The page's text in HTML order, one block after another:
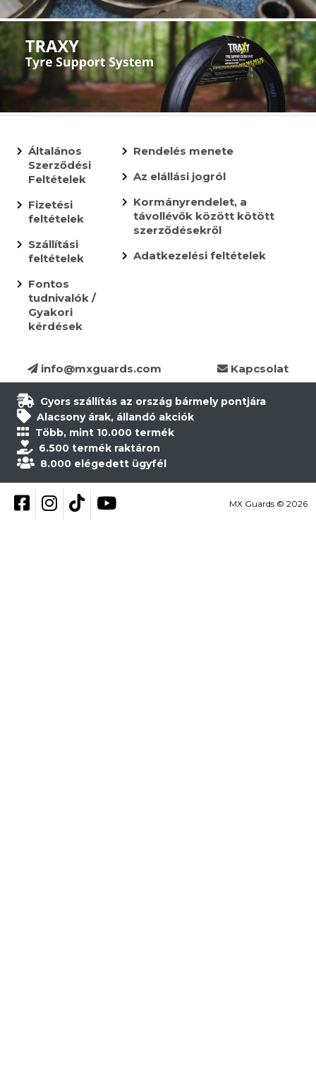
Általános
Szerződési
Feltételek
Fizetési
feltételek
Szállítási
feltételek
Fontos
tudnivalók /
Gyakori
kérdések
Rendelés menete
Az elállási jogról
Kormányrendelet, a
távollévők között kötött
szerződésekről
Adatkezelési feltételek
info@mxguards.com Kapcsolat
Gyors szállítás az ország bármely pontjára
Alacsony árak, állandó akciók
Több, mint 10.000 termék
6.500 termék raktáron
8.000 elégedett ügyfél
Kövess be Facebookon
Kövess be Instagramon
Kövess be TikTokon
YouTube MX Guards © 2026